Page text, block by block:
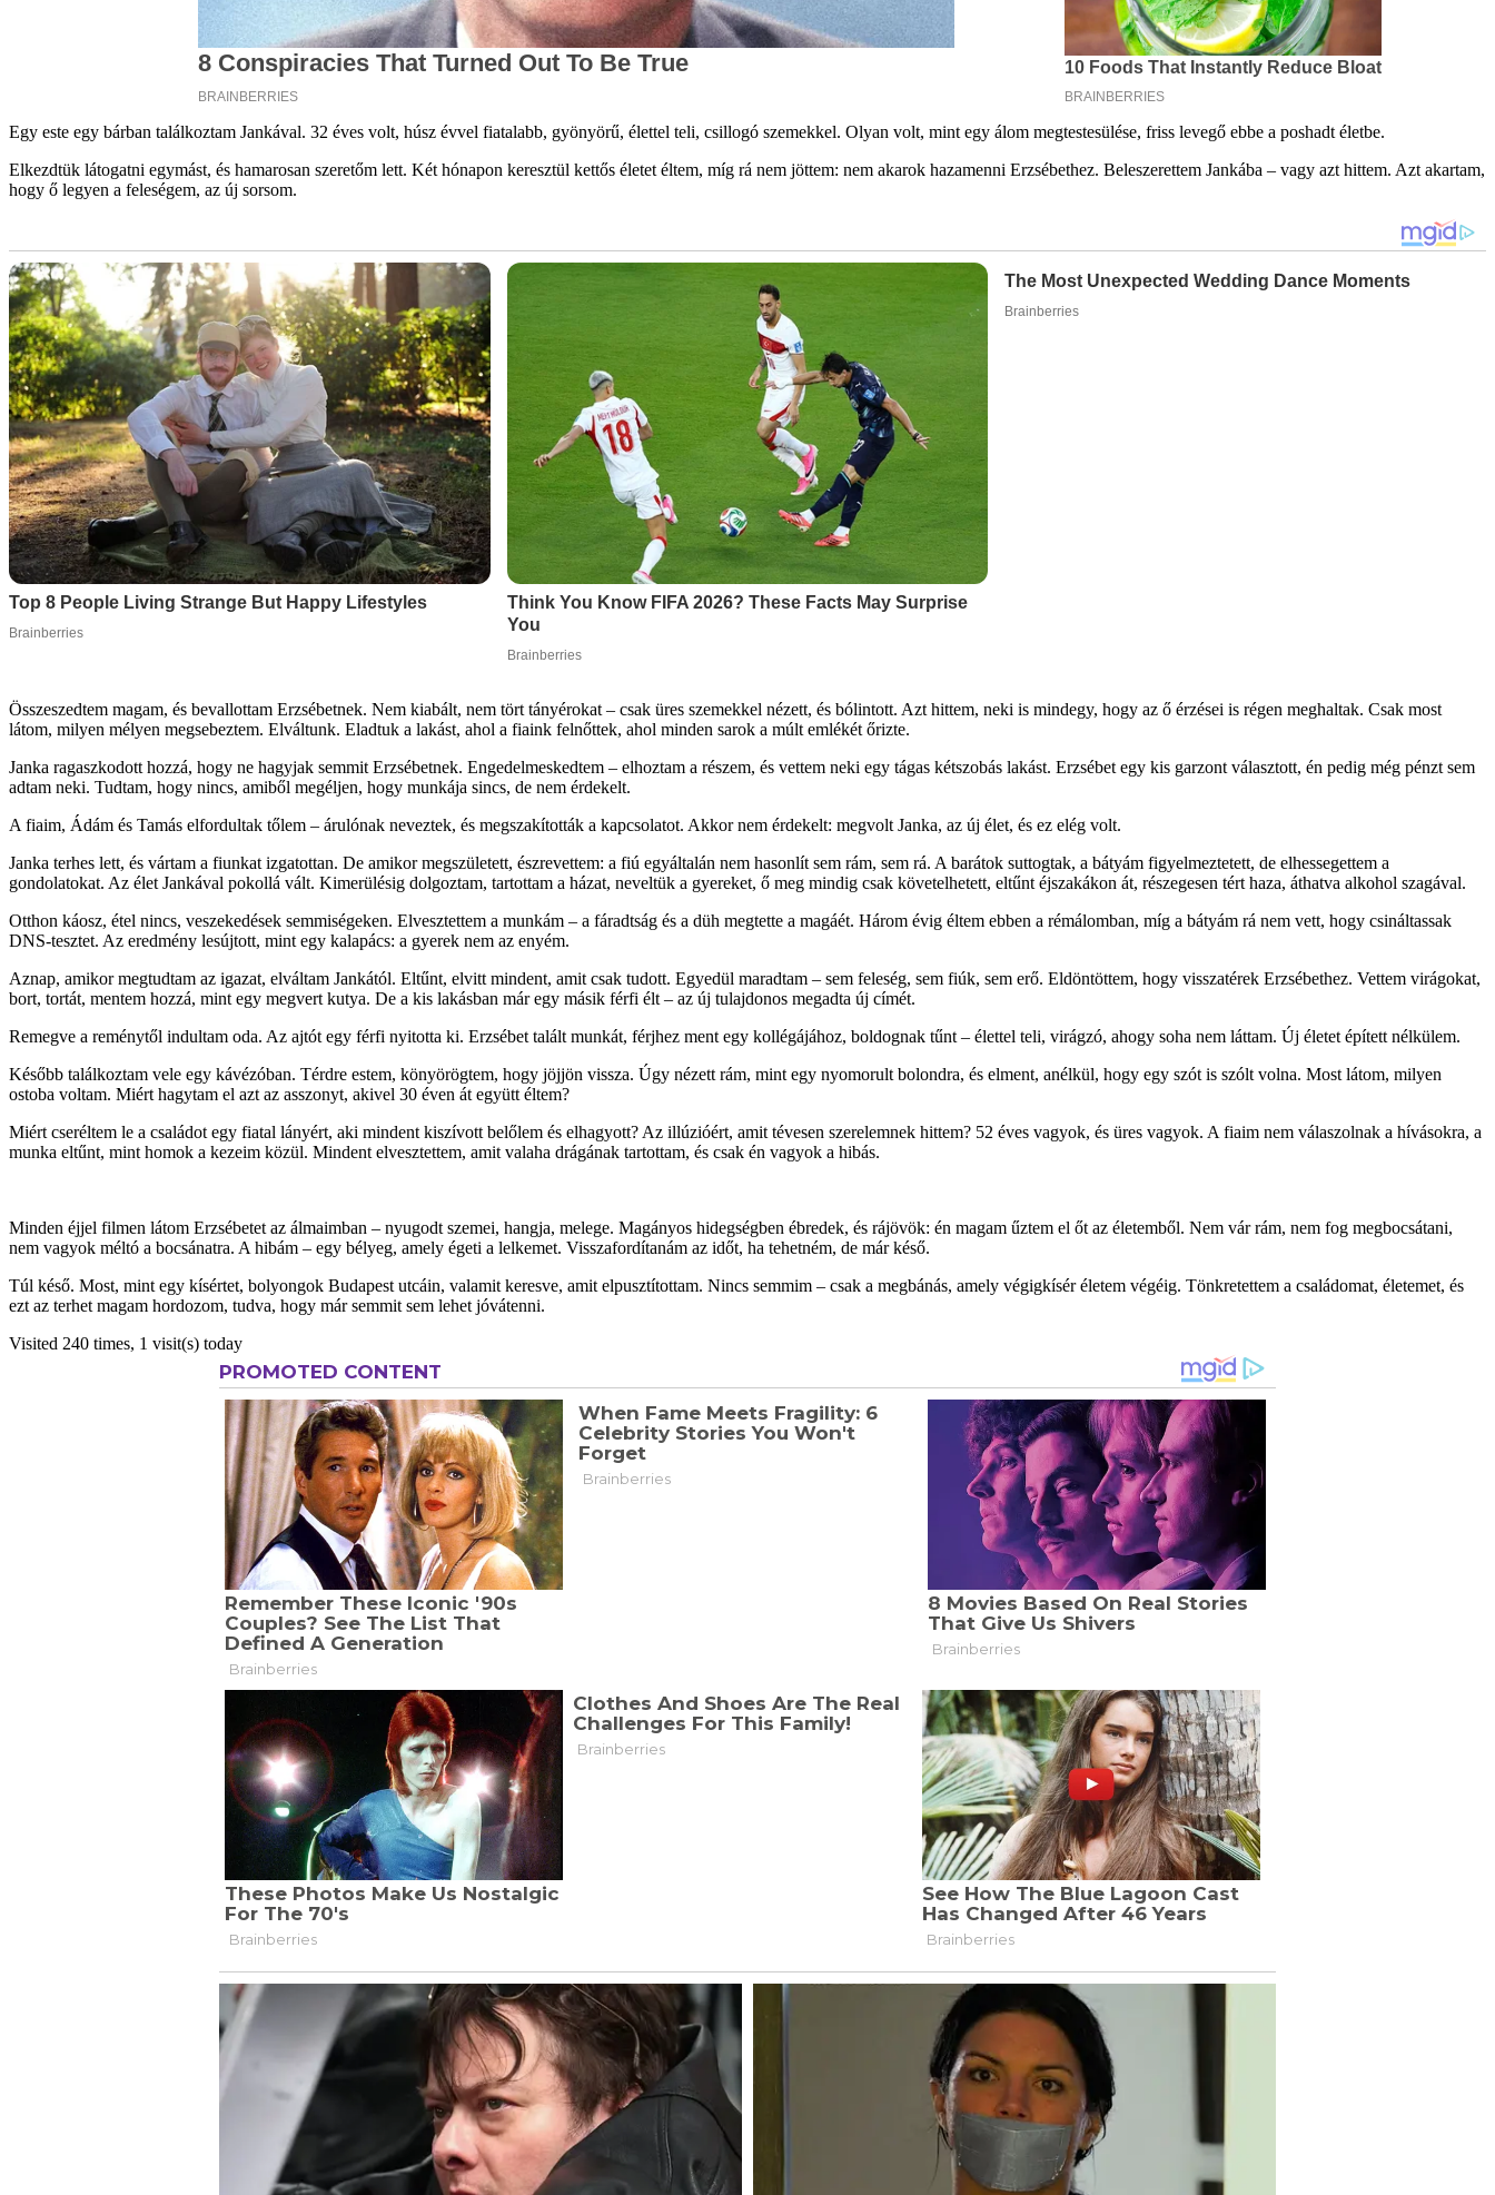
Egy este egy bárban találkoztam Jankával. 32 éves volt, húsz évvel fiatalabb, gyönyörű, élettel teli, csillogó szemekkel. Olyan volt, mint egy álom megtestesülése, friss levegő ebbe a poshadt életbe.
Elkezdtük látogatni egymást, és hamarosan szeretőm lett. Két hónapon keresztül kettős életet éltem, míg rá nem jöttem: nem akarok hazamenni Erzsébethez. Beleszerettem Jankába – vagy azt hittem. Azt akartam,
hogy ő legyen a feleségem, az új sorsom.
Összeszedtem magam, és bevallottam Erzsébetnek. Nem kiabált, nem tört tányérokat – csak üres szemekkel nézett, és bólintott. Azt hittem, neki is mindegy, hogy az ő érzései is régen meghaltak. Csak most
látom, milyen mélyen megsebeztem. Elváltunk. Eladtuk a lakást, ahol a fiaink felnőttek, ahol minden sarok a múlt emlékét őrizte.
Janka ragaszkodott hozzá, hogy ne hagyjak semmit Erzsébetnek. Engedelmeskedtem – elhoztam a részem, és vettem neki egy tágas kétszobás lakást. Erzsébet egy kis garzont választott, én pedig még pénzt sem
adtam neki. Tudtam, hogy nincs, amiből megéljen, hogy munkája sincs, de nem érdekelt.
A fiaim, Ádám és Tamás elfordultak tőlem – árulónak neveztek, és megszakították a kapcsolatot. Akkor nem érdekelt: megvolt Janka, az új élet, és ez elég volt.
Janka terhes lett, és vártam a fiunkat izgatottan. De amikor megszületett, észrevettem: a fiú egyáltalán nem hasonlít sem rám, sem rá. A barátok suttogtak, a bátyám figyelmeztetett, de elhessegettem a
gondolatokat. Az élet Jankával pokollá vált. Kimerülésig dolgoztam, tartottam a házat, neveltük a gyereket, ő meg mindig csak követelhetett, eltűnt éjszakákon át, részegesen tért haza, áthatva alkohol szagával.
Otthon káosz, étel nincs, veszekedések semmiségeken. Elvesztettem a munkám – a fáradtság és a düh megtette a magáét. Három évig éltem ebben a rémálomban, míg a bátyám rá nem vett, hogy csináltassak
DNS-tesztet. Az eredmény lesújtott, mint egy kalapács: a gyerek nem az enyém.
Aznap, amikor megtudtam az igazat, elváltam Jankától. Eltűnt, elvitt mindent, amit csak tudott. Egyedül maradtam – sem feleség, sem fiúk, sem erő. Eldöntöttem, hogy visszatérek Erzsébethez. Vettem virágokat,
bort, tortát, mentem hozzá, mint egy megvert kutya. De a kis lakásban már egy másik férfi élt – az új tulajdonos megadta új címét.
Remegve a reménytől indultam oda. Az ajtót egy férfi nyitotta ki. Erzsébet talált munkát, férjhez ment egy kollégájához, boldognak tűnt – élettel teli, virágzó, ahogy soha nem láttam. Új életet épített nélkülem.
Később találkoztam vele egy kávézóban. Térdre estem, könyörögtem, hogy jöjjön vissza. Úgy nézett rám, mint egy nyomorult bolondra, és elment, anélkül, hogy egy szót is szólt volna. Most látom, milyen
ostoba voltam. Miért hagytam el azt az asszonyt, akivel 30 éven át együtt éltem?
Miért cseréltem le a családot egy fiatal lányért, aki mindent kiszívott belőlem és elhagyott? Az illúzióért, amit tévesen szerelemnek hittem? 52 éves vagyok, és üres vagyok. A fiaim nem válaszolnak a hívásokra, a
munka eltűnt, mint homok a kezeim közül. Mindent elvesztettem, amit valaha drágának tartottam, és csak én vagyok a hibás.
Minden éjjel filmen látom Erzsébetet az álmaimban – nyugodt szemei, hangja, melege. Magányos hidegségben ébredek, és rájövök: én magam űztem el őt az életemből. Nem vár rám, nem fog megbocsátani,
nem vagyok méltó a bocsánatra. A hibám – egy bélyeg, amely égeti a lelkemet. Visszafordítanám az időt, ha tehetném, de már késő.
Túl késő. Most, mint egy kísértet, bolyongok Budapest utcáin, valamit keresve, amit elpusztítottam. Nincs semmim – csak a megbánás, amely végigkísér életem végéig. Tönkretettem a családomat, életemet, és
ezt az terhet magam hordozom, tudva, hogy már semmit sem lehet jóvátenni.
Visited 240 times, 1 visit(s) today